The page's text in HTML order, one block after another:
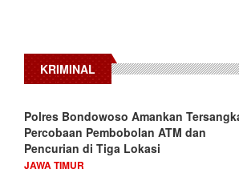
KRIMINAL
Polres Bondowoso Amankan
Percobaan Pembobolan ATM dan
Pencurian di Tiga Lokasi
JAWA TIMUR